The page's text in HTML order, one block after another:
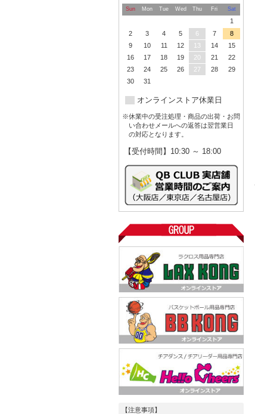
Sun Mon Tue Wed Thu Fri Sat
1
2
3 4 5 6 7
8
9
10 11 12 13 14
15
16
17 18 19 20 21
22
23
24 25 26 27 28
29
30
31
オンラインストア休業日
※休業中の受注処理・商品の出荷・お問
い合わせメールへの返答は翌営業日
の対応となります。
【受付時間】10:30 ～ 18:00
【注意事項】